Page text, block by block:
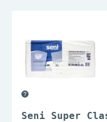
Seni Super